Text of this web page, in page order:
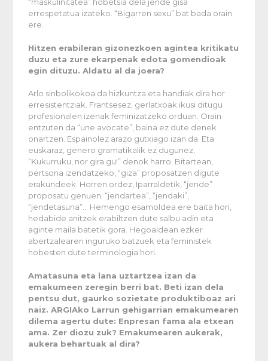
errespetatua izateko. “Bigarren sexu” bat bada orain
ere.
Hitzen erabileran gizonezkoen agintea kritikatu
duzu eta zure ekarpenak edota gomendioak
egin dituzu. Aldatu al da joera?
Arlo sinbolikokoa da hizkuntza eta handiak dira hor
erresistentziak. Frantsesez, gerlatxoak ikusi ditugu
profesionalen izenak feminizatzeko orduan. Orain
entzuten da “une avocate”, baina ez dute denek
onartzen. Espainolez arazo gutxiago izan da. Eta
euskaraz, genero gramatikalik ez dugunez,
“Kukurruku, nor gira gu!” denok harro. Bitartean,
pertsona izendatzeko, “giza” proposatzen digute
erakundeek. Horren ordez, Iparraldetik, “jende”
proposatu genuen: “jendartea”, “jendaki”,
“jendetasuna”… Hemengo esamoldea ere baita hori,
hedabide anitzek erabiltzen dute salbu adin eta
aginte maila batetik gora. Hegoaldean ezker
abertzalearen inguruko batzuek eta feministek
hobesten dute terminologia hori.
Amatasuna eta lana uztartzea izan da
emakumeen zeregin berri bat. Beti izan dela
pentsu dut, gaurko sozietate produktiboaz ari
naiz. ARGIAko Larrun gehigarrian emakumearen
dilema agertu dute: Enpresan fama ala etxean
ama. Zer diozu zuk? Emakumearen aukerak,
aukera behartuak al dira?